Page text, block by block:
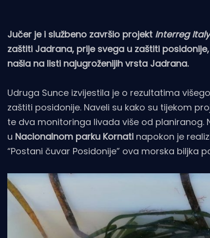
Jučer je i službeno završio projekt Interreg
zaštiti Jadrana, prije svega u zaštiti
našla na listi najugroženijih vrsta Jadrana.
Udruga Sunce izvijestila je o rezultatima
zaštiti posidonije. Naveli su kako su tijekom
te dva monitoringa livada više od
u Nacionalnom parku Kornati napokon je
“Postani čuvar Posidonije” ova morska biljka